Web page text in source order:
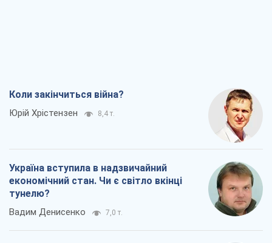
Коли закінчиться війна?
Юрій Хрістензен 8,4 т.
Україна вступила в надзвичайний
економічний стан. Чи є світло вкінці
тунелю?
Вадим Денисенко 7,0 т.